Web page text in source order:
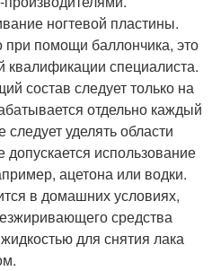
ногтевой пластины.
при помощи баллончика, это
квалификации специалиста.
состав следует только на
отдельно каждый
уделять области
допускается использование
ацетона или водки.
в домашних условиях,
средства
для снятия лака